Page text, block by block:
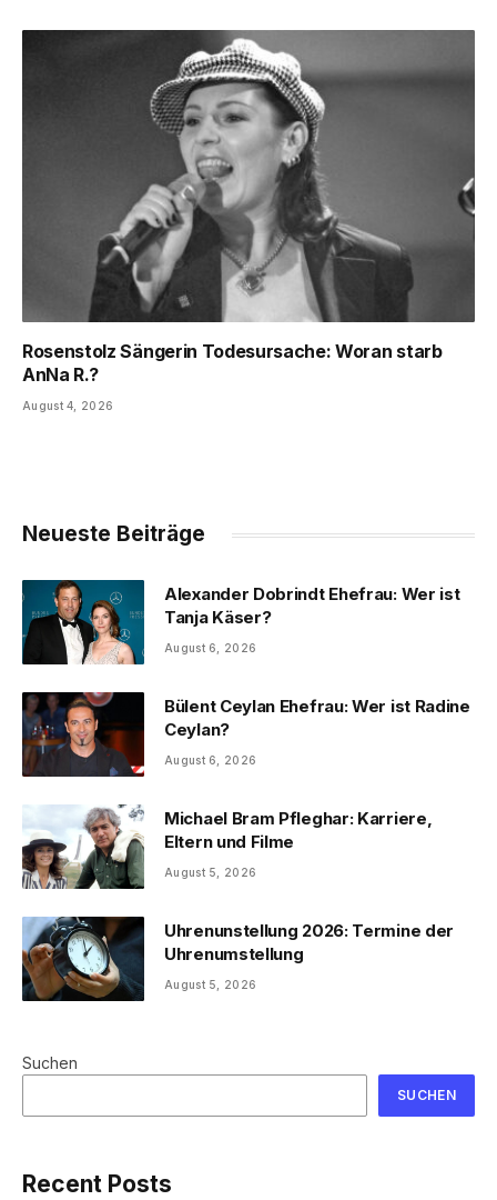
Rosenstolz Sängerin Todesursache: Woran starb
AnNa R.?
August 4, 2026
Neueste Beiträge
Alexander Dobrindt Ehefrau: Wer ist
Tanja Käser?
August 6, 2026
Bülent Ceylan Ehefrau: Wer ist Radine
Ceylan?
August 6, 2026
Michael Bram Pfleghar: Karriere,
Eltern und Filme
August 5, 2026
Uhrenunstellung 2026: Termine der
Uhrenumstellung
August 5, 2026
Suchen
SUCHEN
Recent Posts